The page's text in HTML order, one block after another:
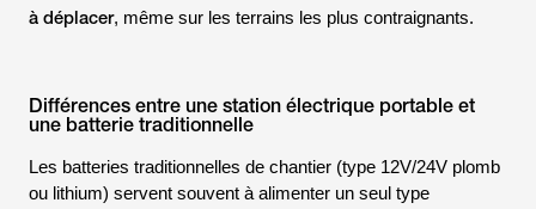
à déplacer, même sur les terrains les plus contraignants.
Différences entre une station électrique portable et
une batterie traditionnelle
Les batteries traditionnelles de chantier (type 12V/24V plomb
ou lithium) servent souvent à alimenter un seul type